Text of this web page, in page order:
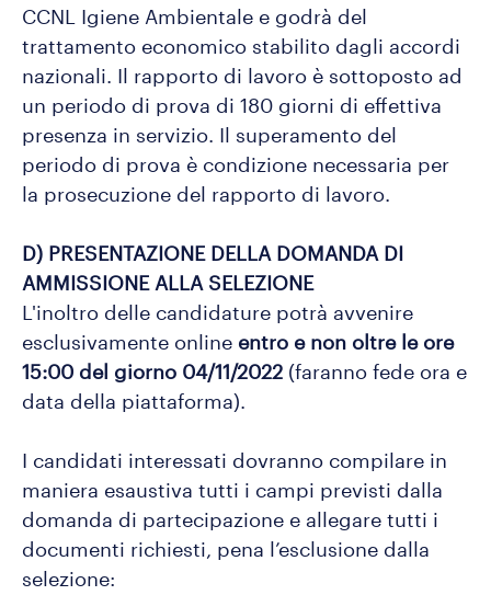
CCNL Igiene Ambientale e godrà del
trattamento economico stabilito dagli accordi
nazionali. Il rapporto di lavoro è sottoposto ad
un periodo di prova di 180 giorni di effettiva
presenza in servizio. Il superamento del
periodo di prova è condizione necessaria per
la prosecuzione del rapporto di lavoro.
D) PRESENTAZIONE DELLA DOMANDA DI
AMMISSIONE ALLA SELEZIONE
L'inoltro delle candidature potrà avvenire
esclusivamente online entro e non oltre le ore
15:00 del giorno 04/11/2022 (faranno fede ora e
data della piattaforma).
I candidati interessati dovranno compilare in
maniera esaustiva tutti i campi previsti dalla
domanda di partecipazione e allegare tutti i
documenti richiesti, pena l’esclusione dalla
selezione: